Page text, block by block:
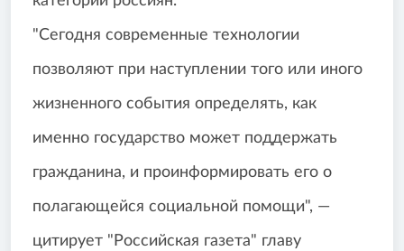
"Сегодня современные технологии
позволяют при наступлении того или иного
жизненного события определять, как
именно государство может поддержать
гражданина, и проинформировать его о
полагающейся социальной помощи", —
цитирует "Российская газета" главу